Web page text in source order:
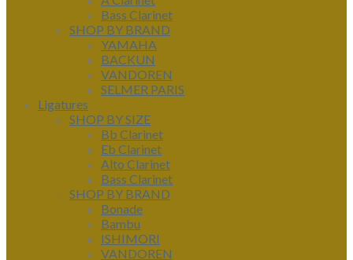
Bass Clarinet
SHOP BY BRAND
YAMAHA
BACKUN
VANDOREN
SELMER PARIS
Ligatures
SHOP BY SIZE
Bb Clarinet
Eb Clarinet
Alto Clarinet
Bass Clarinet
SHOP BY BRAND
Bonade
Bambu
ISHIMORI
VANDOREN